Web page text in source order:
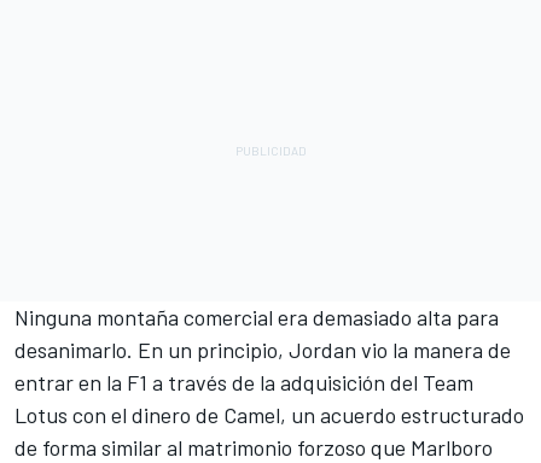
Ninguna montaña comercial era demasiado alta para
desanimarlo. En un principio, Jordan vio la manera de
entrar en la F1 a través de la adquisición del Team
Lotus con el dinero de Camel, un acuerdo estructurado
de forma similar al matrimonio forzoso que Marlboro